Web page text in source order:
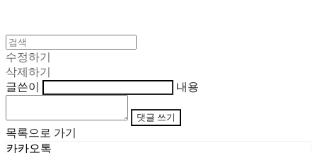
수정하기
삭제하기
글쓴이
내용
댓글 쓰기
목록으로 가기
카카오톡